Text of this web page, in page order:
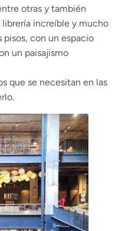
otras y también
increíble y mucho
pisos, con un espacio
un paisajismo
que se necesitan en las